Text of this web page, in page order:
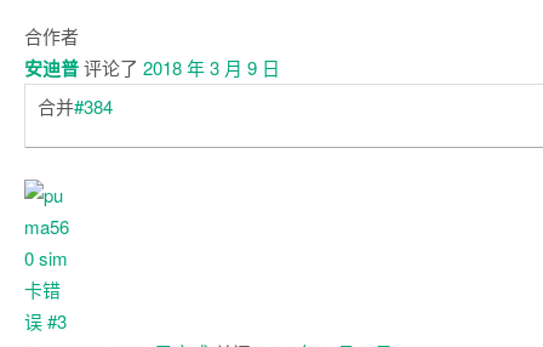
合作者
安迪普评论了 2018 年 3 月 9 日
合并#384